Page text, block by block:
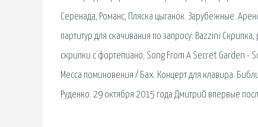
Серенада, Романс, Пляска цыганок. Зарубежные.
партитур для скачивания по запросу: Bazzini
скрипки с фортепиано; Song From A Secret Garden
Месса поминовения / Бах. Концерт для клавира.
Руденко. 29 октября 2015 года Дмитрий впервые